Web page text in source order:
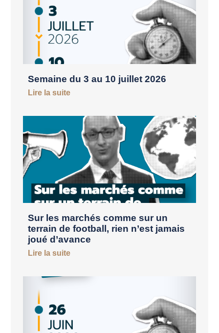
Semaine du 3 au 10 juillet 2026
Lire la suite
Sur les marchés comme sur un
terrain de football, rien n’est jamais
joué d’avance
Lire la suite